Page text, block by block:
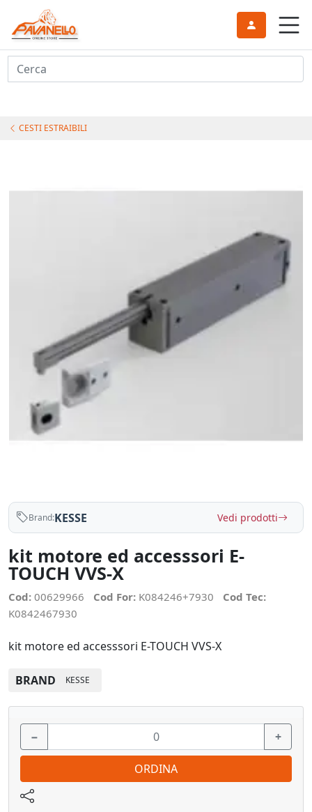
Cerca
CESTI ESTRAIBILI
Brand:KESSE Vedi prodotti
kit motore ed accesssori E-
TOUCH VVS-X
Cod: 00629966 Cod For: K084246+7930
Cod Tec:
K0842467930
kit motore ed accesssori E-TOUCH VVS-X
BRAND KESSE
− +
ORDINA